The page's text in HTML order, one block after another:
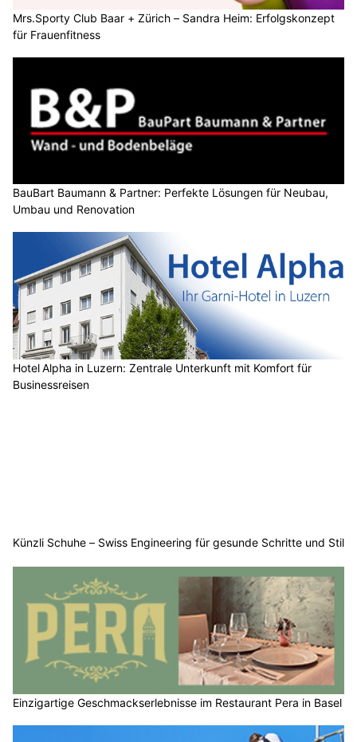
Mrs.Sporty Club Baar + Zürich – Sandra Heim: Erfolgskonzept
für Frauenfitness
BauBart Baumann & Partner: Perfekte Lösungen für Neubau,
Umbau und Renovation
Hotel Alpha in Luzern: Zentrale Unterkunft mit Komfort für
Businessreisen
Künzli Schuhe – Swiss Engineering für gesunde Schritte und Stil
Einzigartige Geschmackserlebnisse im Restaurant Pera in Basel